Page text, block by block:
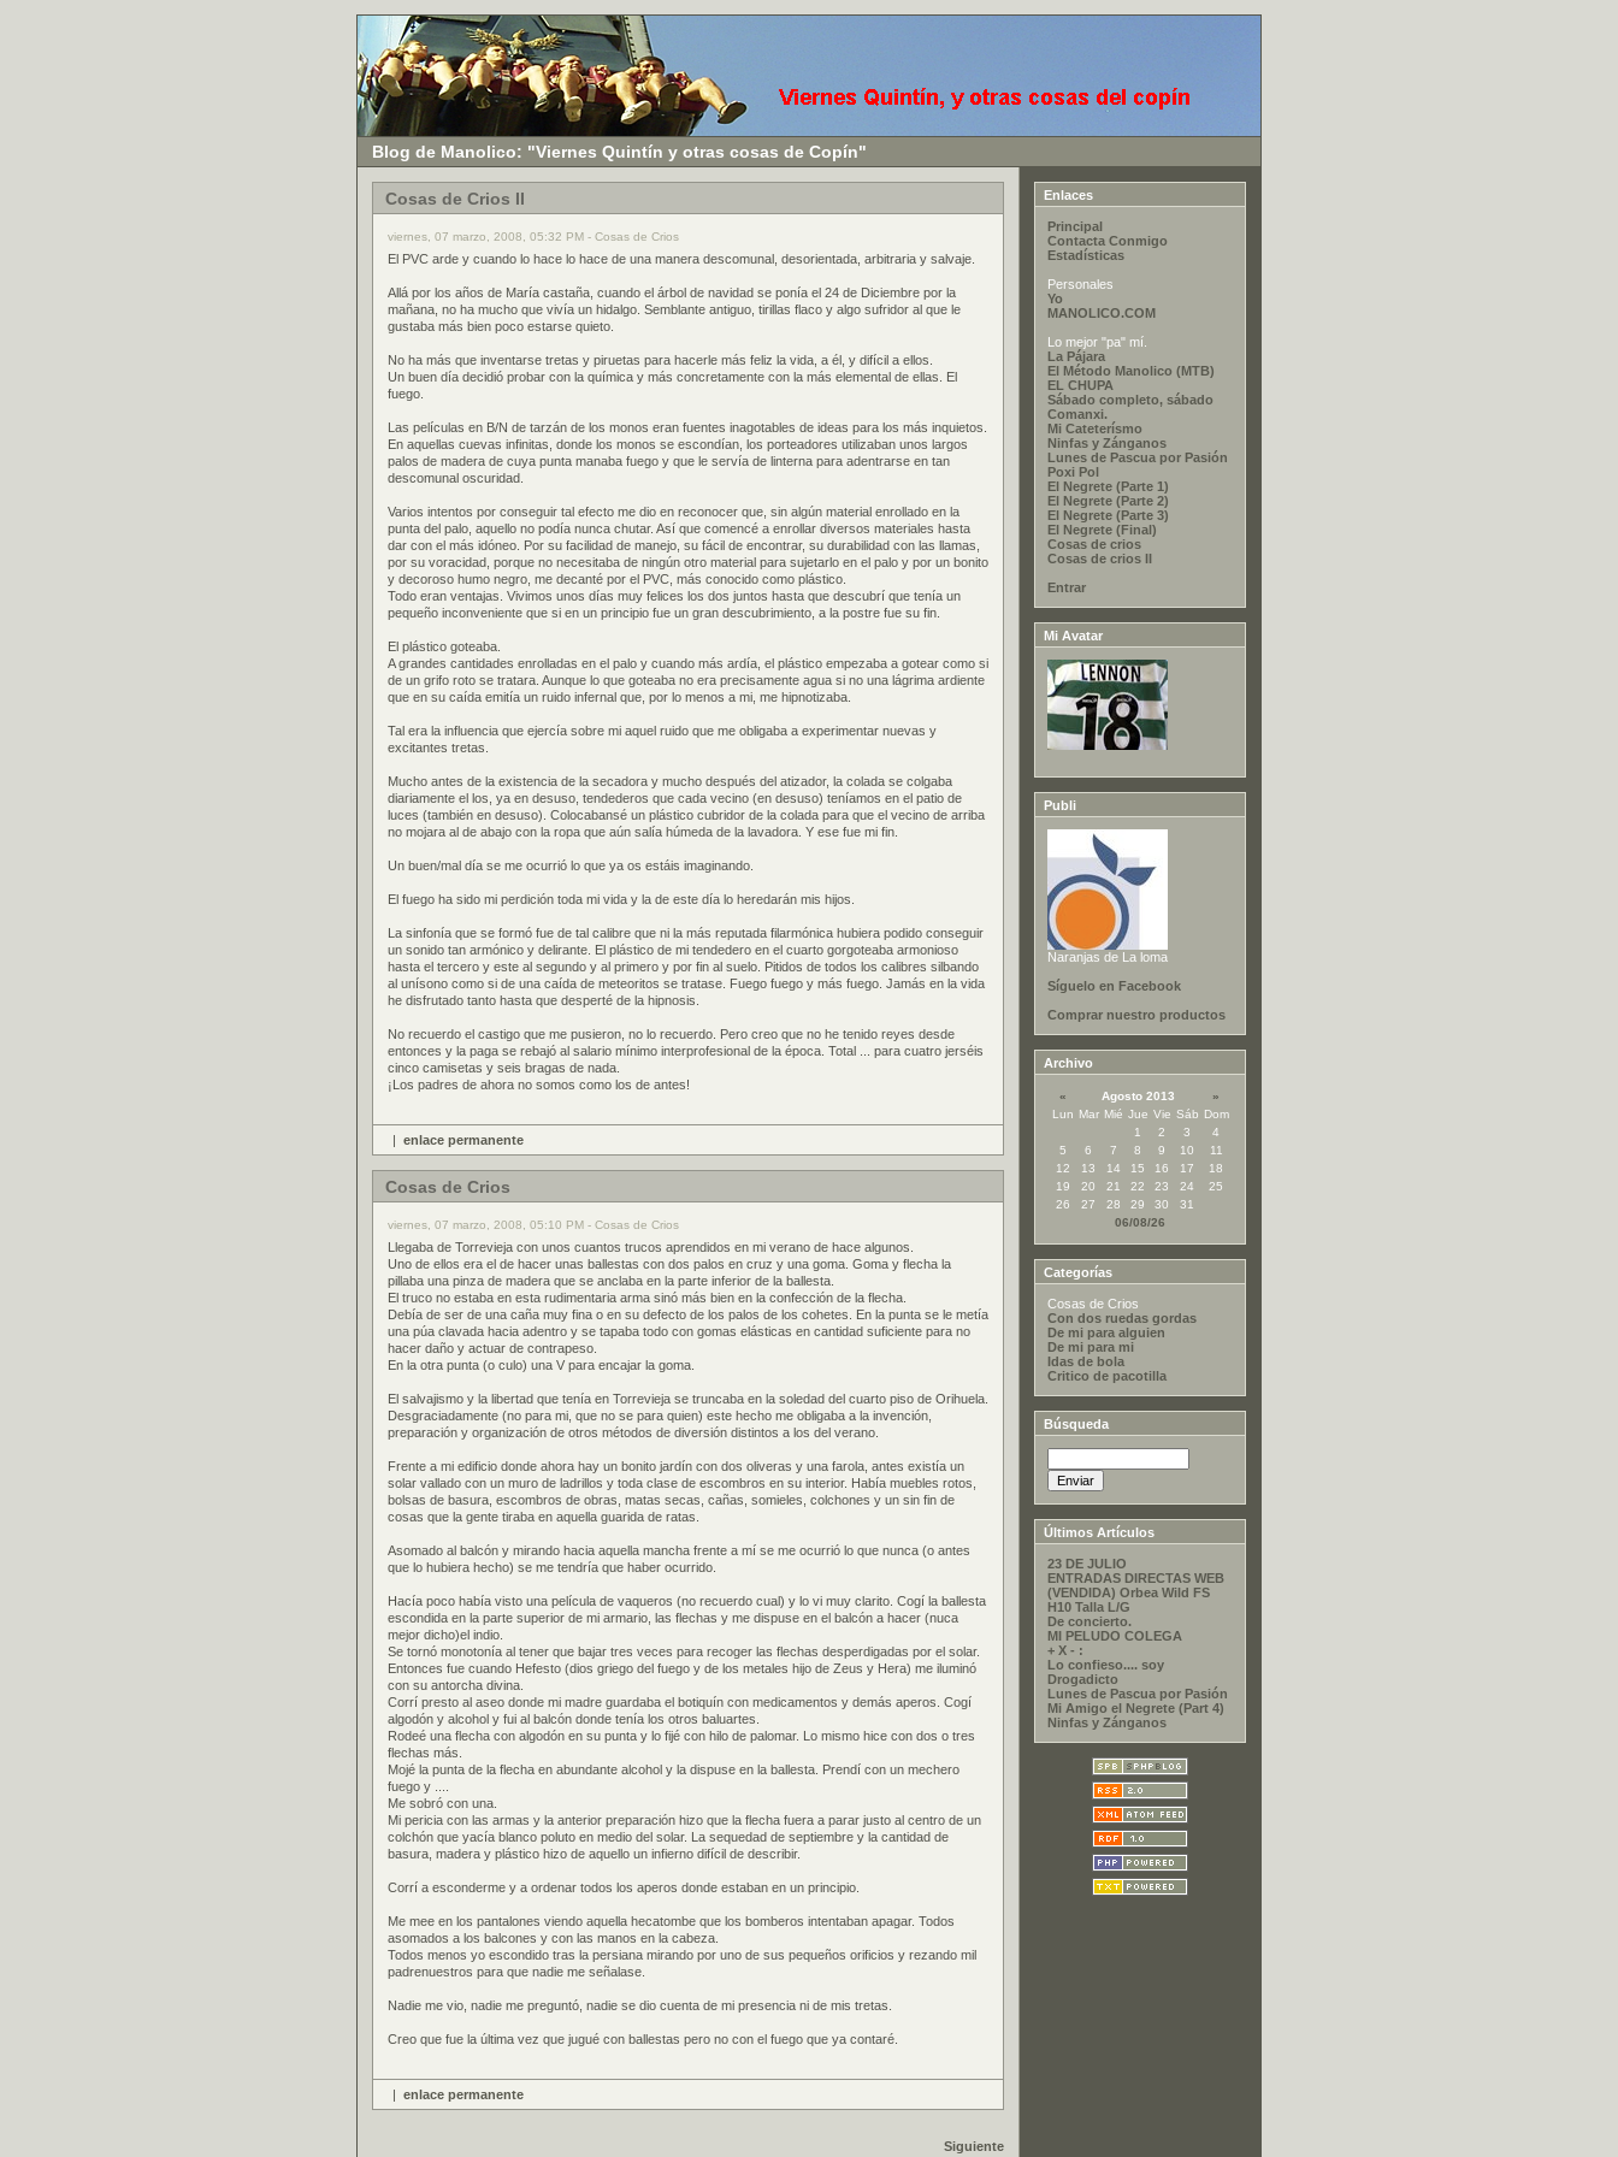
Blog de Manolico: "Viernes Quintín y otras cosas de Copín"
Cosas de Crios II
viernes, 07 marzo, 2008, 05:32 PM - Cosas de Crios
El PVC arde y cuando lo hace lo hace de una manera descomunal, desorientada, arbitraria y salvaje.
Allá por los años de María castaña, cuando el árbol de navidad se ponía el 24 de Diciembre por la
mañana, no ha mucho que vivía un hidalgo. Semblante antiguo, tirillas flaco y algo sufridor al que le
gustaba más bien poco estarse quieto.
No ha más que inventarse tretas y piruetas para hacerle más feliz la vida, a él, y difícil a ellos.
Un buen día decidió probar con la química y más concretamente con la más elemental de ellas. El
fuego.
Las películas en B/N de tarzán de los monos eran fuentes inagotables de ideas para los más inquietos.
En aquellas cuevas infinitas, donde los monos se escondían, los porteadores utilizaban unos largos
palos de madera de cuya punta manaba fuego y que le servía de linterna para adentrarse en tan
descomunal oscuridad.
Varios intentos por conseguir tal efecto me dio en reconocer que, sin algún material enrollado en la
punta del palo, aquello no podía nunca chutar. Así que comencé a enrollar diversos materiales hasta
dar con el más idóneo. Por su facilidad de manejo, su fácil de encontrar, su durabilidad con las llamas,
por su voracidad, porque no necesitaba de ningún otro material para sujetarlo en el palo y por un bonito
y decoroso humo negro, me decanté por el PVC, más conocido como plástico.
Todo eran ventajas. Vivimos unos días muy felices los dos juntos hasta que descubrí que tenía un
pequeño inconveniente que si en un principio fue un gran descubrimiento, a la postre fue su fin.
El plástico goteaba.
A grandes cantidades enrolladas en el palo y cuando más ardía, el plástico empezaba a gotear como si
de un grifo roto se tratara. Aunque lo que goteaba no era precisamente agua si no una lágrima ardiente
que en su caída emitía un ruido infernal que, por lo menos a mi, me hipnotizaba.
Tal era la influencia que ejercía sobre mi aquel ruido que me obligaba a experimentar nuevas y
excitantes tretas.
Mucho antes de la existencia de la secadora y mucho después del atizador, la colada se colgaba
diariamente el los, ya en desuso, tendederos que cada vecino (en desuso) teníamos en el patio de
luces (también en desuso). Colocabansé un plástico cubridor de la colada para que el vecino de arriba
no mojara al de abajo con la ropa que aún salía húmeda de la lavadora. Y ese fue mi fin.
Un buen/mal día se me ocurrió lo que ya os estáis imaginando.
El fuego ha sido mi perdición toda mi vida y la de este día lo heredarán mis hijos.
La sinfonía que se formó fue de tal calibre que ni la más reputada filarmónica hubiera podido conseguir
un sonido tan armónico y delirante. El plástico de mi tendedero en el cuarto gorgoteaba armonioso
hasta el tercero y este al segundo y al primero y por fin al suelo. Pitidos de todos los calibres silbando
al unísono como si de una caída de meteoritos se tratase. Fuego fuego y más fuego. Jamás en la vida
he disfrutado tanto hasta que desperté de la hipnosis.
No recuerdo el castigo que me pusieron, no lo recuerdo. Pero creo que no he tenido reyes desde
entonces y la paga se rebajó al salario mínimo interprofesional de la época. Total ... para cuatro jerséis
cinco camisetas y seis bragas de nada.
¡Los padres de ahora no somos como los de antes!
| enlace permanente
Cosas de Crios
viernes, 07 marzo, 2008, 05:10 PM - Cosas de Crios
Llegaba de Torrevieja con unos cuantos trucos aprendidos en mi verano de hace algunos.
Uno de ellos era el de hacer unas ballestas con dos palos en cruz y una goma. Goma y flecha la
pillaba una pinza de madera que se anclaba en la parte inferior de la ballesta.
El truco no estaba en esta rudimentaria arma sinó más bien en la confección de la flecha.
Debía de ser de una caña muy fina o en su defecto de los palos de los cohetes. En la punta se le metía
una púa clavada hacia adentro y se tapaba todo con gomas elásticas en cantidad suficiente para no
hacer daño y actuar de contrapeso.
En la otra punta (o culo) una V para encajar la goma.
El salvajismo y la libertad que tenía en Torrevieja se truncaba en la soledad del cuarto piso de Orihuela.
Desgraciadamente (no para mi, que no se para quien) este hecho me obligaba a la invención,
preparación y organización de otros métodos de diversión distintos a los del verano.
Frente a mi edificio donde ahora hay un bonito jardín con dos oliveras y una farola, antes existía un
solar vallado con un muro de ladrillos y toda clase de escombros en su interior. Había muebles rotos,
bolsas de basura, escombros de obras, matas secas, cañas, somieles, colchones y un sin fin de
cosas que la gente tiraba en aquella guarida de ratas.
Asomado al balcón y mirando hacia aquella mancha frente a mí se me ocurrió lo que nunca (o antes
que lo hubiera hecho) se me tendría que haber ocurrido.
Hacía poco había visto una película de vaqueros (no recuerdo cual) y lo vi muy clarito. Cogí la ballesta
escondida en la parte superior de mi armario, las flechas y me dispuse en el balcón a hacer (nuca
mejor dicho)el indio.
Se tornó monotonía al tener que bajar tres veces para recoger las flechas desperdigadas por el solar.
Entonces fue cuando Hefesto (dios griego del fuego y de los metales hijo de Zeus y Hera) me iluminó
con su antorcha divina.
Corrí presto al aseo donde mi madre guardaba el botiquín con medicamentos y demás aperos. Cogí
algodón y alcohol y fui al balcón donde tenía los otros baluartes.
Rodeé una flecha con algodón en su punta y lo fijé con hilo de palomar. Lo mismo hice con dos o tres
flechas más.
Mojé la punta de la flecha en abundante alcohol y la dispuse en la ballesta. Prendí con un mechero
fuego y ....
Me sobró con una.
Mi pericia con las armas y la anterior preparación hizo que la flecha fuera a parar justo al centro de un
colchón que yacía blanco poluto en medio del solar. La sequedad de septiembre y la cantidad de
basura, madera y plástico hizo de aquello un infierno difícil de describir.
Corrí a esconderme y a ordenar todos los aperos donde estaban en un principio.
Me mee en los pantalones viendo aquella hecatombe que los bomberos intentaban apagar. Todos
asomados a los balcones y con las manos en la cabeza.
Todos menos yo escondido tras la persiana mirando por uno de sus pequeños orificios y rezando mil
padrenuestros para que nadie me señalase.
Nadie me vio, nadie me preguntó, nadie se dio cuenta de mi presencia ni de mis tretas.
Creo que fue la última vez que jugué con ballestas pero no con el fuego que ya contaré.
| enlace permanente
Siguiente
Enlaces
Principal
Contacta Conmigo
Estadísticas
Personales
Yo
MANOLICO.COM
Lo mejor "pa" mí.
La Pájara
El Método Manolico (MTB)
EL CHUPA
Sábado completo, sábado
Comanxi.
Mi Cateterísmo
Ninfas y Zánganos
Lunes de Pascua por Pasión
Poxi Pol
El Negrete (Parte 1)
El Negrete (Parte 2)
El Negrete (Parte 3)
El Negrete (Final)
Cosas de crios
Cosas de crios II
Entrar
Mi Avatar
Publi
Naranjas de La loma
Síguelo en Facebook
Comprar nuestro productos
Archivo
« Agosto 2013
»
Lun Mar Mié Jue Vie Sáb Dom
1
2 3
4
5
6 7 8 9 10
11
12
13 14 15 16 17
18
19
20 21 22 23 24
25
26
27 28 29 30
31
06/08/26
Categorías
Cosas de Crios
Con dos ruedas gordas
De mi para alguien
De mi para mi
Idas de bola
Critico de pacotilla
Búsqueda
Últimos Artículos
23 DE JULIO
ENTRADAS DIRECTAS WEB
(VENDIDA) Orbea Wild FS
H10 Talla L/G
De concierto.
MI PELUDO COLEGA
+ X - :
Lo confieso.... soy
Drogadicto
Lunes de Pascua por Pasión
Mi Amigo el Negrete (Part 4)
Ninfas y Zánganos